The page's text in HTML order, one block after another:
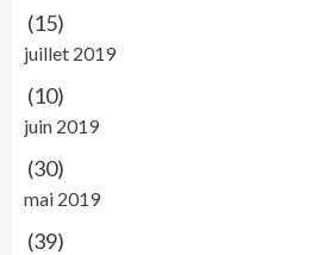
(15)
juillet 2019
(10)
juin 2019
(30)
mai 2019
(39)